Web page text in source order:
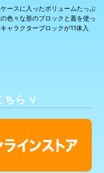
ースに入ったボリュームたっぷ
色々な形のブロックと蓋を使っ
ャラクターブロックが11体入
ちら ∨